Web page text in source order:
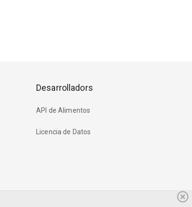
Desarrolladors
API de Alimentos
Licencia de Datos